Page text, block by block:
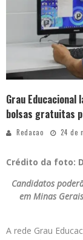
Grau Educacional
bolsas gratuitas
Redacao 24 de
Crédito da foto:
Candidatos
em Minas
A rede Grau